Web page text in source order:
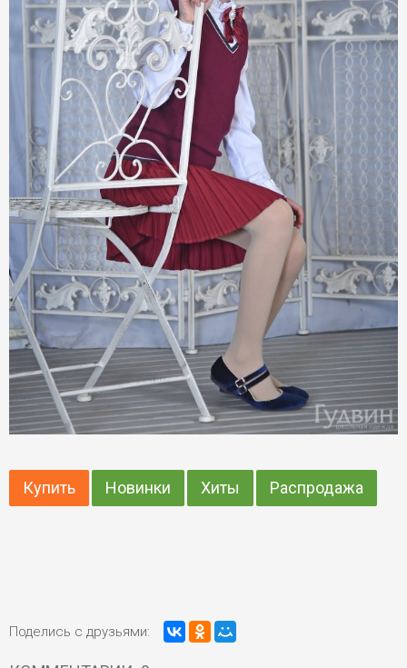
Купить Новинки Хиты Распродажа
Поделись с друзьями: